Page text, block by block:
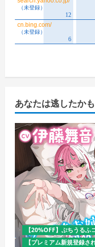
あなたは逃したか
【20%OFF】ぷちうる
【プレミアム新規登録